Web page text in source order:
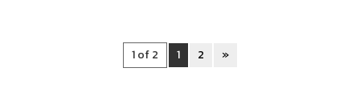
1 of 2 1 2 »